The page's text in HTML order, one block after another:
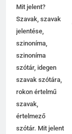
Mit jelent?
Szavak, szavak
jelentése,
szinoníma,
szinoníma
szótár, idegen
szavak szótára,
rokon értelmű
szavak,
értelmező
szótár. Mit jelent